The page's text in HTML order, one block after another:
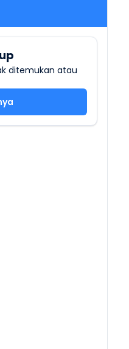
ditemukan atau